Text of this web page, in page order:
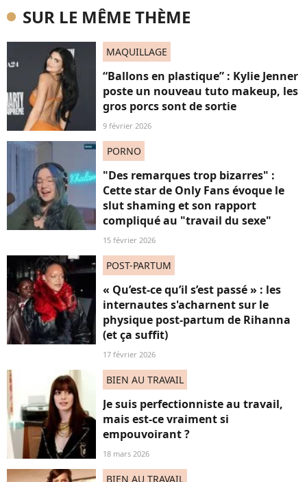
SUR LE MÊME THÈME
MAQUILLAGE
“Ballons en plastique” : Kylie Jenner
poste un nouveau tuto makeup, les
gros porcs sont de sortie
9 février 2026
PORNO
"Des remarques trop bizarres" :
Cette star de Only Fans évoque le
slut shaming et son rapport
compliqué au "travail du sexe"
15 février 2026
POST-PARTUM
« Qu’est-ce qu’il s’est passé » : les
internautes s'acharnent sur le
physique post-partum de Rihanna
(et ça suffit)
17 février 2026
BIEN AU TRAVAIL
Je suis perfectionniste au travail,
mais est-ce vraiment si
empouvoirant ?
18 mars 2026
BIEN AU TRAVAIL